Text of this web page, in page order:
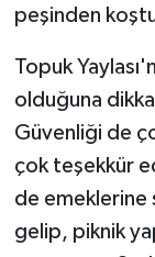
peşinden
Topuk
olduğuna
Güvenliği de
çok teşekkür
de emeklerine
gelip, piknik